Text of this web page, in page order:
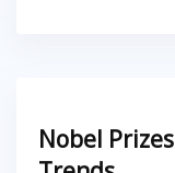
Nobel